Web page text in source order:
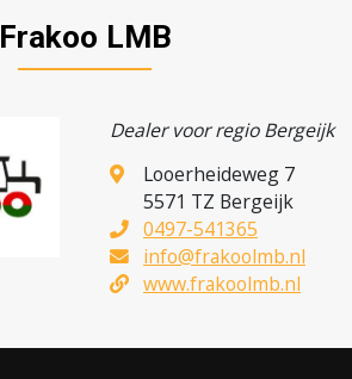
Frakoo LMB
Dealer voor regio Bergeijk
Looerheideweg 7
5571 TZ Bergeijk
0497-541365
info@frakoolmb.nl
www.frakoolmb.nl